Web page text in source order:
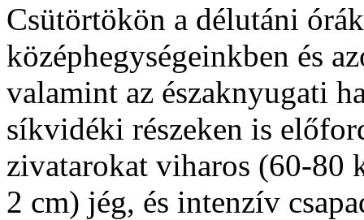
Csütörtökön a délutáni
középhegységeinkben és
valamint az északnyugati
síkvidéki részeken is
zivatarokat viharos (60-80
2 cm) jég, és intenzív